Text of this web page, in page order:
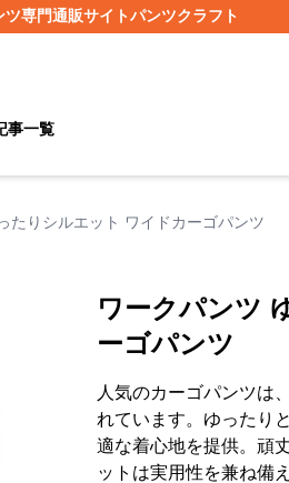
ツ専門通販サイトパンツクラフト
事一覧
たりシルエット ワイドカーゴパンツ
ワークパンツ
ーゴパンツ
人気のカーゴパンツは
れています。ゆったり
適な着心地を提供。頑
ットは実用性を兼ね備